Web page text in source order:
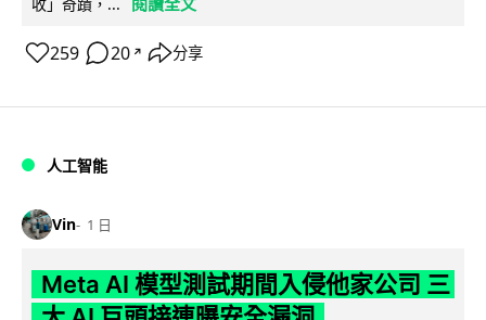
收」奇蹟，...
259 20 ↗ 分享
人工智能
Vin 1 日
Meta AI 模型測試期間入侵他家公司 三